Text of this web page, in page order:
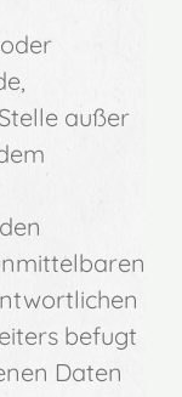
außer
befugt
Daten